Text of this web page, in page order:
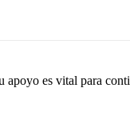
es vital para